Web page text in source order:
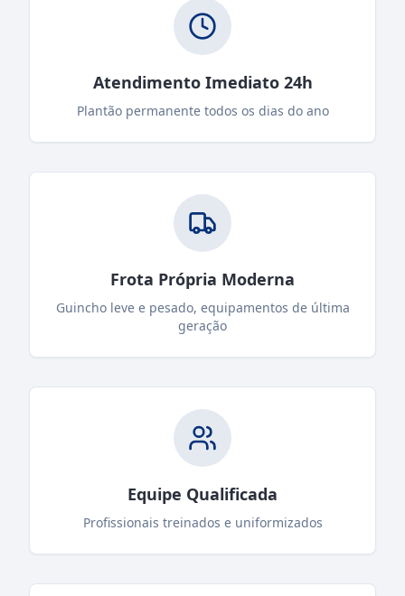
Atendimento Imediato 24h
Plantão permanente todos os dias do ano
Frota Própria Moderna
Guincho leve e pesado, equipamentos de última
geração
Equipe Qualificada
Profissionais treinados e uniformizados